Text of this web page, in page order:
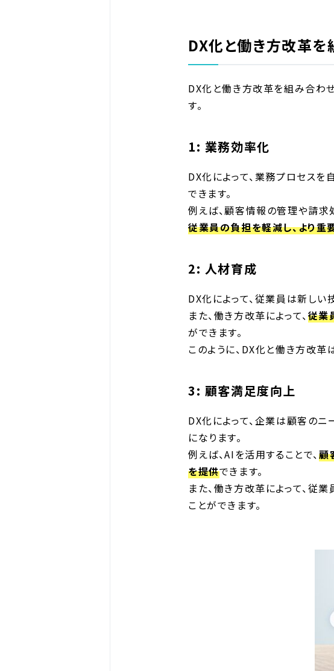
DX化と働き方改革を
DX化と働き方改革を組み合わ
す。
1: 業務効率化
DX化によって、業務プロセス
できます。
例えば、顧客情報の管理や請求
従業員の負担を軽減し、より重
2: 人材育成
DX化によって、従業員は新し
また、働き方改革によって、従業
ができます。
このように、DX化と働き方改革
3: 顧客満足度向上
DX化によって、企業は顧客の
になります。
例えば、AIを活用することで、顧
を提供できます。
また、働き方改革によって、従
ことができます。